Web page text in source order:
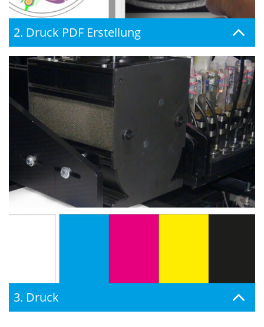
2. Druck PDF Erstellung
3. Druck